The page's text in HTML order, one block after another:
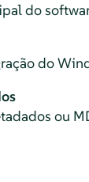
do
do
ou